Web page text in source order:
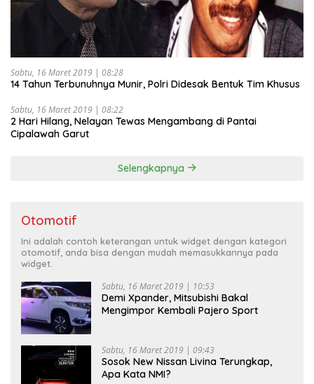
Sabtu, 16 Maret 2019 | 08:28
14 Tahun Terbunuhnya Munir, Polri Didesak Bentuk Tim Khusus
Sabtu, 16 Maret 2019 | 08:22
2 Hari Hilang, Nelayan Tewas Mengambang di Pantai
Cipalawah Garut
Selengkapnya
Otomotif
Ini adalah contoh keterangan untuk widget dengan kategori
otomotif, anda bisa dengan mudah memasukkannya pada
widget.
Sabtu, 16 Maret 2019 | 10:53
Demi Xpander, Mitsubishi Bakal
Mengimpor Kembali Pajero Sport
Sabtu, 16 Maret 2019 | 09:43
Sosok New Nissan Livina Terungkap,
Apa Kata NMI?